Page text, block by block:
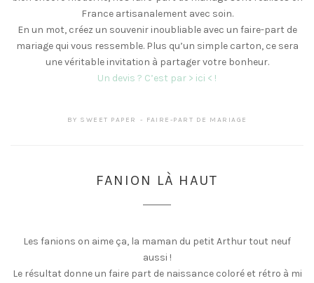
France artisanalement avec soin.
En un mot, créez un souvenir inoubliable avec un faire-part de
mariage qui vous ressemble. Plus qu’un simple carton, ce sera
une véritable invitation à partager votre bonheur.
Un devis ? C’est par > ici < !
BY SWEET PAPER FAIRE-PART DE MARIAGE
FANION LÀ HAUT
Les fanions on aime ça, la maman du petit Arthur tout neuf
aussi !
Le résultat donne un faire part de naissance coloré et rétro à mi